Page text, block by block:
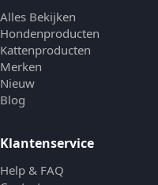
Alles Bekijken
Hondenproducten
Kattenproducten
Merken
Nieuw
Blog
Klantenservice
Help & FAQ